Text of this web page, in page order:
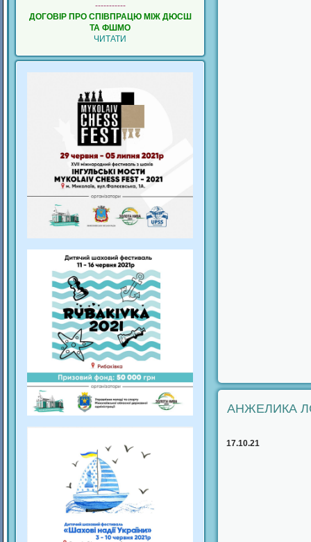
АНЖЕЛИКА
17.10.21
-----------
ДОГОВІР ПРО СПІВПРАЦЮ МІЖ ДЮСШ
ТА ФШМО
ЧИТАТИ